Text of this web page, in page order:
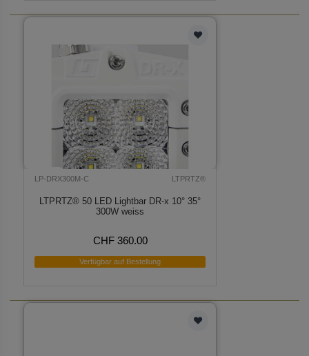
LP-DRX300M-C LTPRTZ®
LTPRTZ® 50 LED Lightbar DR-x 10° 35°
300W weiss
CHF 360.00
Verfügbar auf Bestellung